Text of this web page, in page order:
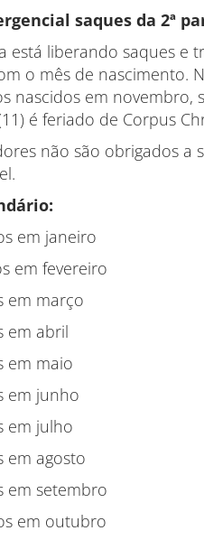
saques da 2ª
está liberando saques e
o mês de nascimento.
nascidos em
é feriado de Corpus
não são obrigados
em janeiro
em fevereiro
em março
em abril
em maio
em junho
em julho
em agosto
em setembro
em outubro